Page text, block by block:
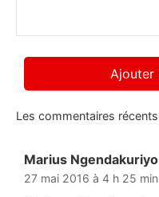
Les commentaires récents
Marius Ngendakuriyo
27 mai 2016 à 4 h 25 min